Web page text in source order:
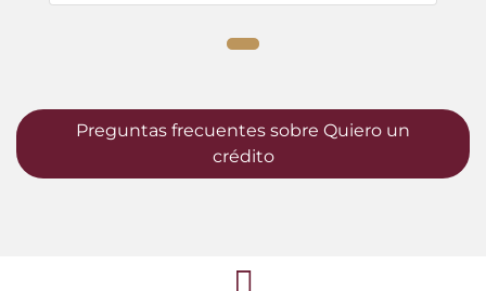
Preguntas frecuentes sobre Quiero un
crédito